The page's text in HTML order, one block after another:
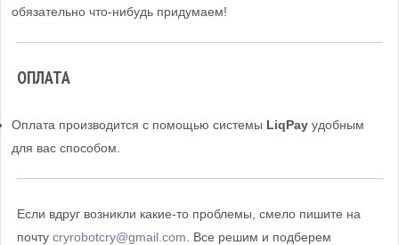
обязательно что-нибудь придумаем!
ОПЛАТА
Оплата производится с помощью системы LiqPayудобным
для вас способом.
Если вдруг возникли какие-то проблемы, смело пишите на
почту cryrobotcry@gmail.com . Все решим и подберем